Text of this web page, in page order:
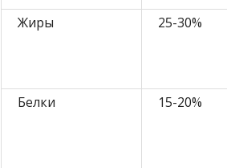
Жиры
25-30%
Белки
15-20%